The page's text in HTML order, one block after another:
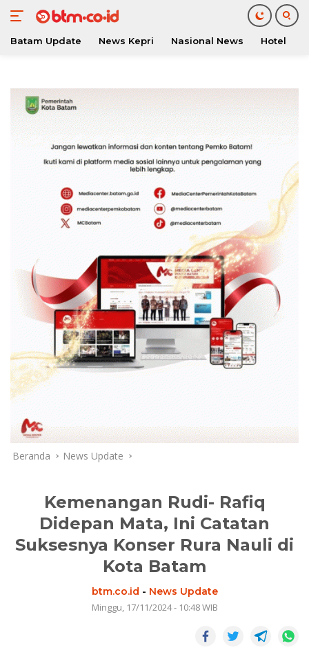
konten
Batam Update News Kepri Nasional News Hotel
Beranda News Update
Kemenangan Rudi- Rafiq
Didepan Mata, Ini Catatan
Suksesnya Konser Rura Nauli di
Kota Batam
btm.co.id - News Update
Minggu, 17/11/2024 - 10:48 WIB